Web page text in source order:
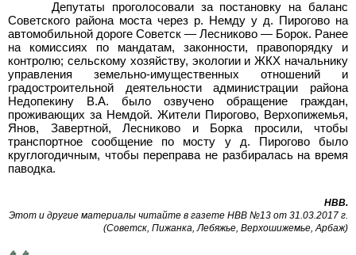
Депутаты проголосовали за постановку на баланс
Советского района моста через р. Немду у д. Пирогово на
автомобильной дороге Советск — Лесниково — Борок. Ранее
на комиссиях по мандатам, законности, правопорядку и
контролю; сельскому хозяйству, экологии и ЖКХ начальнику
управления земельно-имущественных отношений и
градостроительной деятельности администрации района
Недопекину В.А. было озвучено обращение граждан,
проживающих за Немдой. Жители Пирогово, Верхопижемья,
Янов, Завертной, Лесниково и Борка просили, чтобы
транспортное сообщение по мосту у д. Пирогово было
круглогодичным, чтобы переправа не разбиралась на время
паводка.
НВВ.
Этот и другие материалы читайте в газете НВВ №13 от 31.03.2017 г.
(Советск, Пижанка, Лебяжье, Верхошижемье, Арбаж)